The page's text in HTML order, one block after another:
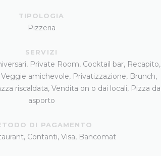
TIPOLOGIA
Pizzeria
SERVIZI
Private Room, Cocktail bar, Recapito,
amichevole, Privatizzazione, Brunch,
riscaldata, Vendita on o dai locali, Pizza da
asporto
DI PAGAMENTO
Contanti, Visa, Bancomat